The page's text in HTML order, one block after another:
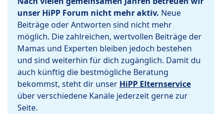
unser HiPP Forum nicht mehr aktiv. Neue
Beiträge oder Antworten sind nicht mehr
möglich. Die zahlreichen, wertvollen Beiträge der
Mamas und Experten bleiben jedoch bestehen
und sind weiterhin für dich zugänglich. Damit du
auch künftig die bestmögliche Beratung
bekommst, steht dir unser HiPP Elternservice
über verschiedene Kanäle jederzeit gerne zur
Seite.